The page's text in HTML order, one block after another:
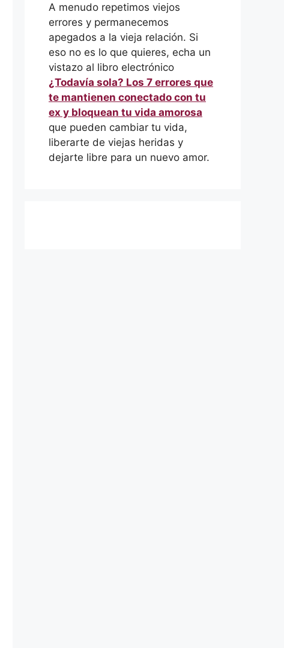
A menudo repetimos viejos
errores y permanecemos
apegados a la vieja relación. Si
eso no es lo que quieres, echa un
vistazo al libro electrónico
¿Todavía sola? Los 7 errores que
te mantienen conectado con tu
ex y bloquean tu vida amorosa
que pueden cambiar tu vida,
liberarte de viejas heridas y
dejarte libre para un nuevo amor.